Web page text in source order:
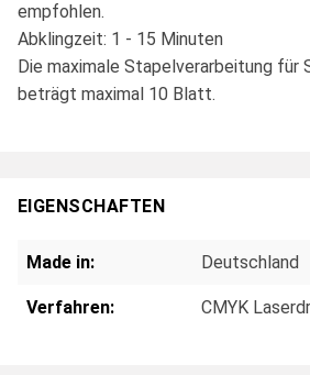
empfohlen.
Abklingzeit: 1 - 15 Minuten
Die maximale Stapelverarbeitung für
beträgt maximal 10 Blatt.
EIGENSCHAFTEN
Made in: Deutschland
Verfahren: CMYK